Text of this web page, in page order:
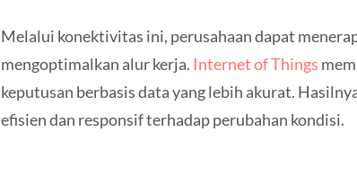
Melalui konektivitas ini, perusahaan dapat
mengoptimalkan alur kerja. Internet of Things
keputusan berbasis data yang lebih akurat.
efisien dan responsif terhadap perubahan kondisi.